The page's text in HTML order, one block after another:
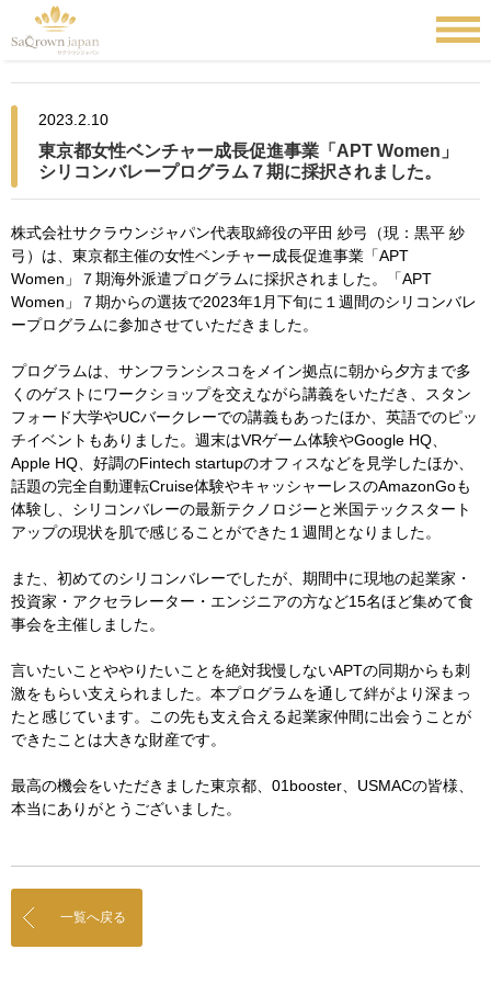
2023.2.10
東京都女性ベンチャー成長促進事業「APT Women」
シリコンバレープログラム７期に採択されました。
株式会社サクラウンジャパン代表取締役の平田 紗弓（現：黒平 紗
弓）は、東京都主催の女性ベンチャー成長促進事業「APT
Women」７期海外派遣プログラムに採択されました。「APT
Women」７期からの選抜で2023年1月下旬に１週間のシリコンバレ
ープログラムに参加させていただきました。
プログラムは、サンフランシスコをメイン拠点に朝から夕方まで多
くのゲストにワークショップを交えながら講義をいただき、スタン
フォード大学やUCバークレーでの講義もあったほか、英語でのピッ
チイベントもありました。週末はVRゲーム体験やGoogle HQ、
Apple HQ、好調のFintech startupのオフィスなどを見学したほか、
話題の完全自動運転Cruise体験やキャッシャーレスのAmazonGoも
体験し、シリコンバレーの最新テクノロジーと米国テックスタート
アップの現状を肌で感じることができた１週間となりました。
また、初めてのシリコンバレーでしたが、期間中に現地の起業家・
投資家・アクセラレーター・エンジニアの方など15名ほど集めて食
事会を主催しました。
言いたいことややりたいことを絶対我慢しないAPTの同期からも刺
激をもらい支えられました。本プログラムを通して絆がより深まっ
たと感じています。この先も支え合える起業家仲間に出会うことが
できたことは大きな財産です。
最高の機会をいただきました東京都、01booster、USMACの皆様、
本当にありがとうございました。
一覧へ戻る